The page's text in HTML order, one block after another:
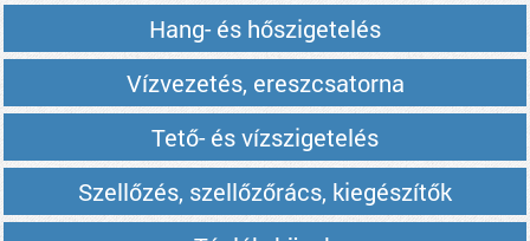
Hang- és hőszigetelés
Vízvezetés, ereszcsatorna
Tető- és vízszigetelés
Szellőzés, szellőzőrács, kiegészítők